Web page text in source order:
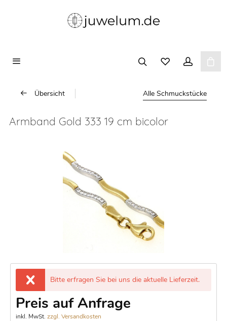
Übersicht Alle Schmuckstücke
Armband Gold 333 19 cm bicolor
Bitte erfragen Sie bei uns die aktuelle Lieferzeit.
Preis auf Anfrage
inkl. MwSt. zzgl. Versandkosten